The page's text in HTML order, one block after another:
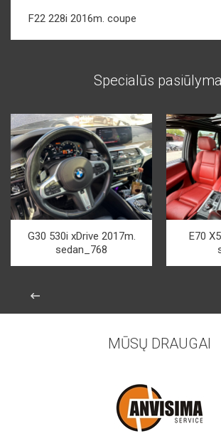
F22 228i 2016m. coupe
Specialūs
G30 530i xDrive 2017m.
sedan_768
E70
MŪSŲ DRAUGAI